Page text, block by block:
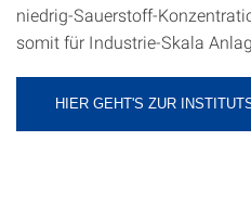
niedrig-Sauerstoff-
somit für Industrie-Skala
HIER GEHT'S ZUR